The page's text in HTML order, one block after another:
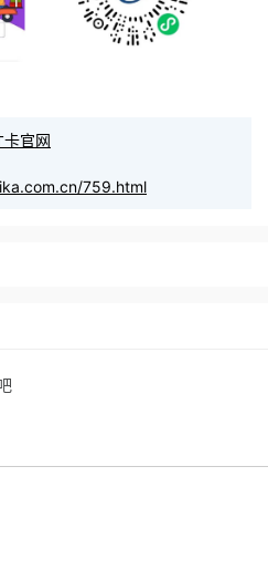
卡官网
759.html